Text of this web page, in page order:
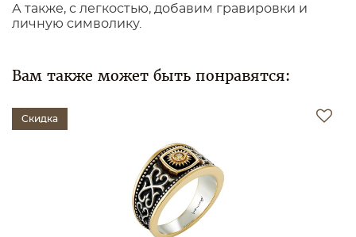
А также, с легкостью, добавим гравировки и
личную символику.
Вам также может быть понравятся:
Скидка